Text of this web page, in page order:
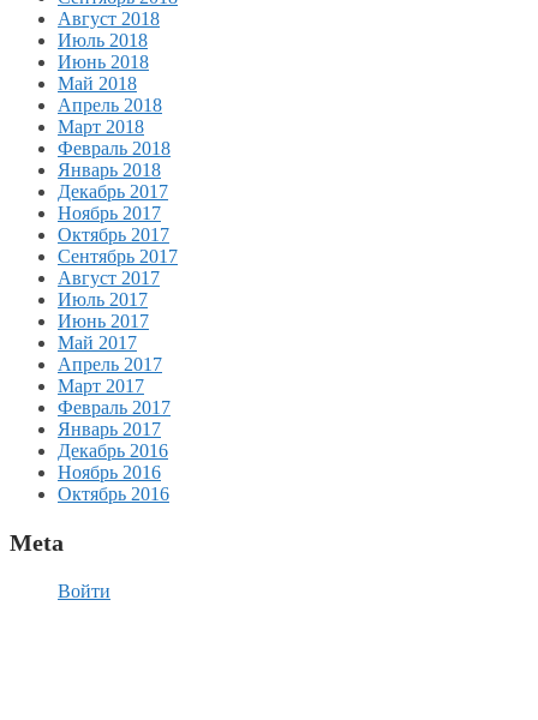
Август 2018
Июль 2018
Июнь 2018
Май 2018
Апрель 2018
Март 2018
Февраль 2018
Январь 2018
Декабрь 2017
Ноябрь 2017
Октябрь 2017
Сентябрь 2017
Август 2017
Июль 2017
Июнь 2017
Май 2017
Апрель 2017
Март 2017
Февраль 2017
Январь 2017
Декабрь 2016
Ноябрь 2016
Октябрь 2016
Meta
Войти